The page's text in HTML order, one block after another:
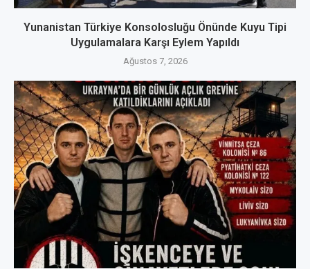
Yunanistan Türkiye Konsolosluğu Önünde Kuyu Tipi
Uygulamalara Karşı Eylem Yapıldı
Ağustos 7, 2026